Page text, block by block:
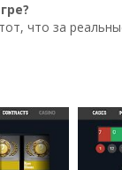
что за